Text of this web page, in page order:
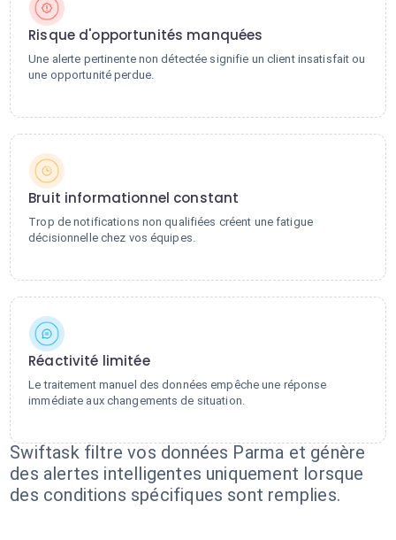
Risque d'opportunités manquées
Une alerte pertinente non détectée signifie un client insatisfait ou
une opportunité perdue.
Bruit informationnel constant
Trop de notifications non qualifiées créent une fatigue
décisionnelle chez vos équipes.
Réactivité limitée
Le traitement manuel des données empêche une réponse
immédiate aux changements de situation.
Swiftask filtre vos données Parma et génère
des alertes intelligentes uniquement lorsque
des conditions spécifiques sont remplies.